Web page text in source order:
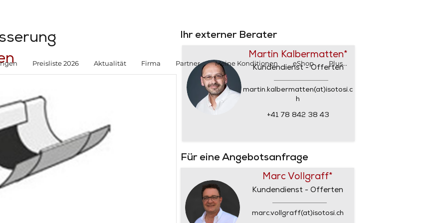
Preisliste 2026 Aktualität Firma Partner Meine Konditionen eShop Plus...
Ihr externer Berater
Martin Kalbermatten*
Kundendienst - Offerten
martin.kalbermatten(at)isotosi.c
h
+41 78 842 38 43
Für eine Angebotsanfrage
Marc Vollgraff*
Kundendienst - Offerten
marc.vollgraff(at)isotosi.ch